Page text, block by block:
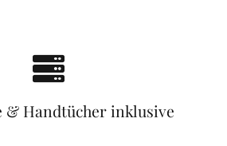
& Handtücher inklusive